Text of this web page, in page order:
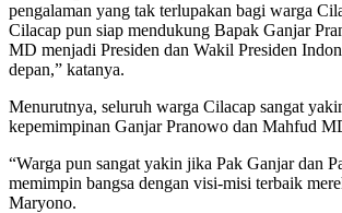
pengalaman yang tak terlupakan bagi warga
Cilacap pun siap mendukung Bapak Ganjar
MD menjadi Presiden dan Wakil Presiden
depan,” katanya.
Menurutnya, seluruh warga Cilacap sangat
kepemimpinan Ganjar Pranowo dan Mahfud
“Warga pun sangat yakin jika Pak Ganjar dan
memimpin bangsa dengan visi-misi terbaik
Maryono.